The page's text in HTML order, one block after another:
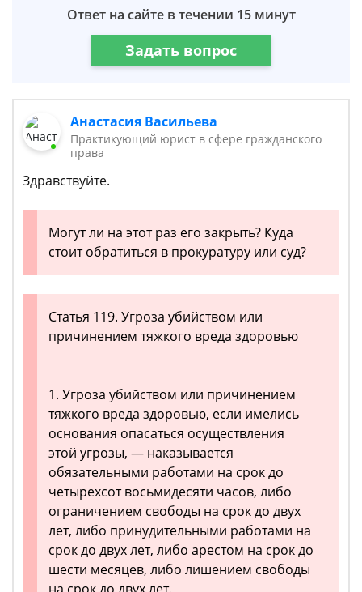
Ответ на сайте в течении 15 минут
Задать вопрос
Анастасия Васильева
Практикующий юрист в сфере гражданского
права
Здравствуйте.
Могут ли на этот раз его закрыть? Куда
стоит обратиться в прокуратуру или суд?
Статья 119. Угроза убийством или
причинением тяжкого вреда здоровью
1. Угроза убийством или причинением
тяжкого вреда здоровью, если имелись
основания опасаться осуществления
этой угрозы, — наказывается
обязательными работами на срок до
четырехсот восьмидесяти часов, либо
ограничением свободы на срок до двух
лет, либо принудительными работами на
срок до двух лет, либо арестом на срок до
шести месяцев, либо лишением свободы